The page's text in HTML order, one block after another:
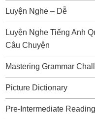
Luyện Nghe – Dễ
Luyện Nghe Tiếng Anh
Câu Chuyện
Mastering Grammar
Picture Dictionary
Pre-Intermediate Reading